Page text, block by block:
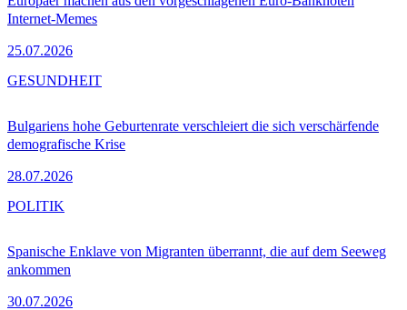
Internet-Memes
25.07.2026
Bulgariens hohe Geburtenrate verschleiert die sich verschärfende
demografische Krise
28.07.2026
GESUNDHEIT
Spanische Enklave von Migranten überrannt, die auf dem Seeweg
ankommen
30.07.2026
POLITIK